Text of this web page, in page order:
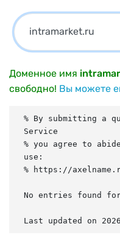
Доменное имя
свободно! Вы можете
% By submitting a
Service
% you agree to
use:
% https://
No entries found
Last updated on